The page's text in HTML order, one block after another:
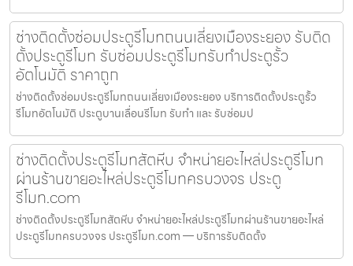
ช่างติดตั้งซ่อมประตูรีโมทถนนเลี่ยงเมืองระยอง รับติด
ตั้งประตูรีโมท รับซ่อมประตูรีโมทรับทำประตูรั้ว
อัตโนมัติ ราคาถูก
ช่างติดตั้งซ่อมประตูรีโมทถนนเลี่ยงเมืองระยอง บริการติดตั้งประตูรั้ว
รีโมทอัตโนมัติ ประตูบานเลื่อนรีโมท รับทำ และ รับซ่อมป
ช่างติดตั้งประตูรีโมทสัตหีบ จำหน่ายอะไหล่ประตูรีโมท
ผ่านร้านขายอะไหล่ประตูรีโมทครบวงจร ประตู
รีโมท.com
ช่างติดตั้งประตูรีโมทสัตหีบ จำหน่ายอะไหล่ประตูรีโมทผ่านร้านขายอะไหล่
ประตูรีโมทครบวงจร ประตูรีโมท.com — บริการรับติดตั้ง